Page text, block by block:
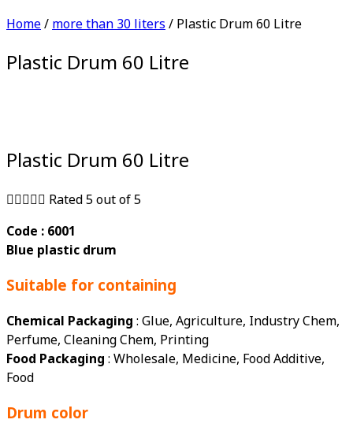
Home/more than 30 liters/ Plastic Drum 60 Litre
Plastic Drum 60 Litre
Plastic Drum 60 Litre
 Rated 5 out of 5
Code : 6001
Blue plastic drum
Suitable for containing
Chemical Packaging : Glue, Agriculture, Industry Chem,
Perfume, Cleaning Chem, Printing
Food Packaging : Wholesale, Medicine, Food Additive,
Food
Drum color